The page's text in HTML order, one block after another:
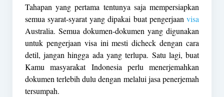
Tahapan yang pertama tentunya saja mempersiapkan
semua syarat-syarat yang dipakai buat pengerjaanvisa
Australia. Semua dokumen-dokumen yang digunakan
untuk pengerjaan visa ini mesti dicheck dengan cara
detil, jangan hingga ada yang terlupa. Satu lagi, buat
Kamu masyarakat Indonesia perlu menerjemahkan
dokumen terlebih dulu dengan melalui jasa penerjemah
tersumpah.